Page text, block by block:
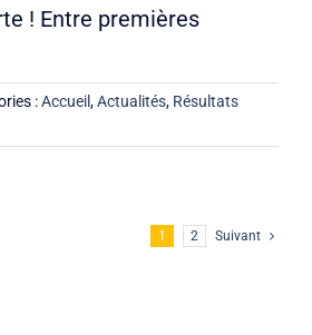
! Entre premières
:Accueil,Actualités, Résultats
1 2 Suivant